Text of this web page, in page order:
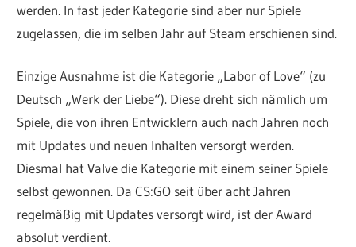
werden. In fast jeder Kategorie sind aber nur Spiele
zugelassen, die im selben Jahr auf Steam erschienen sind.
Einzige Ausnahme ist die Kategorie „Labor of Love“ (zu
Deutsch „Werk der Liebe“). Diese dreht sich nämlich um
Spiele, die von ihren Entwicklern auch nach Jahren noch
mit Updates und neuen Inhalten versorgt werden.
Diesmal hat Valve die Kategorie mit einem seiner Spiele
selbst gewonnen. Da CS:GO seit über acht Jahren
regelmäßig mit Updates versorgt wird, ist der Award
absolut verdient.